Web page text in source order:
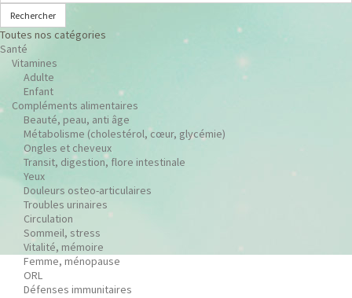
Rechercher
Toutes nos catégories
Santé
Vitamines
Adulte
Enfant
Compléments alimentaires
Beauté, peau, anti âge
Métabolisme (cholestérol, cœur, glycémie)
Ongles et cheveux
Transit, digestion, flore intestinale
Yeux
Douleurs osteo-articulaires
Troubles urinaires
Circulation
Sommeil, stress
Vitalité, mémoire
Femme, ménopause
ORL
Défenses immunitaires